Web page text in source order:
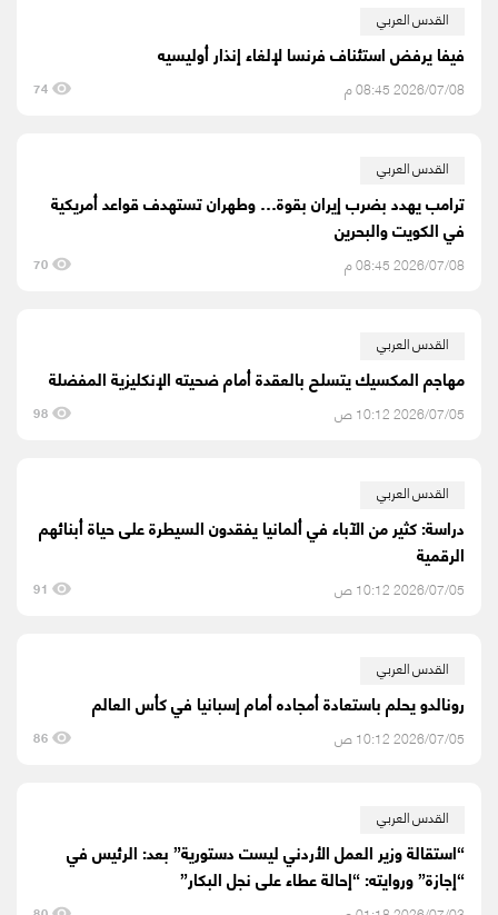
القدس العربي
فيفا يرفض استئناف فرنسا لإلغاء إنذار أوليسيه
2026/07/08 08:45 م 74
القدس العربي
ترامب يهدد بضرب إيران بقوة… وطهران تستهدف قواعد أمريكية
في الكويت والبحرين
2026/07/08 08:45 م 70
القدس العربي
مهاجم المكسيك يتسلح بالعقدة أمام ضحيته الإنكليزية المفضلة
2026/07/05 10:12 ص 98
القدس العربي
دراسة: كثير من الآباء في ألمانيا يفقدون السيطرة على حياة أبنائهم
الرقمية
2026/07/05 10:12 ص 91
القدس العربي
رونالدو يحلم باستعادة أمجاده أمام إسبانيا في كأس العالم
2026/07/05 10:12 ص 86
القدس العربي
“استقالة وزير العمل الأردني ليست دستورية” بعد: الرئيس في
“إجازة” وروايته: “إحالة عطاء على نجل البكار”